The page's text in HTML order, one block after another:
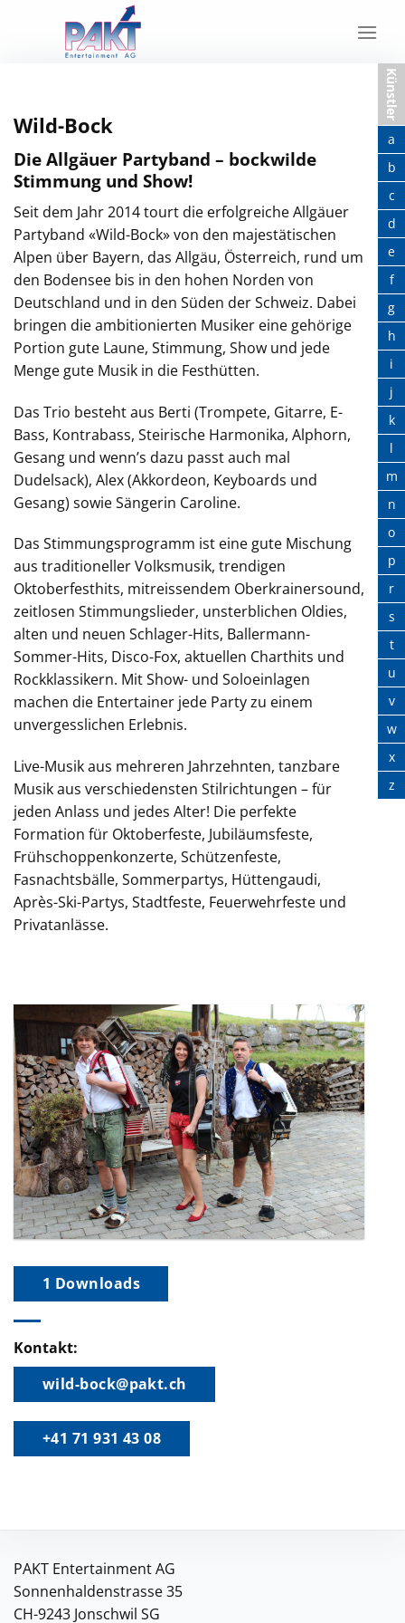
Wild-Bock
Die Allgäuer Partyband – bockwilde
Stimmung und Show!
Seit dem Jahr 2014 tourt die erfolgreiche Allgäuer
Partyband «Wild-Bock» von den majestätischen
Alpen über Bayern, das Allgäu, Österreich, rund um
den Bodensee bis in den hohen Norden von
Deutschland und in den Süden der Schweiz. Dabei
bringen die ambitionierten Musiker eine gehörige
Portion gute Laune, Stimmung, Show und jede
Menge gute Musik in die Festhütten.
Das Trio besteht aus Berti (Trompete, Gitarre, E-
Bass, Kontrabass, Steirische Harmonika, Alphorn,
Gesang und wenn’s dazu passt auch mal
Dudelsack), Alex (Akkordeon, Keyboards und
Gesang) sowie Sängerin Caroline.
Das Stimmungsprogramm ist eine gute Mischung
aus traditioneller Volksmusik, trendigen
Oktoberfesthits, mitreissendem Oberkrainersound,
zeitlosen Stimmungslieder, unsterblichen Oldies,
alten und neuen Schlager-Hits, Ballermann-
Sommer-Hits, Disco-Fox, aktuellen Charthits und
Rockklassikern. Mit Show- und Soloeinlagen
machen die Entertainer jede Party zu einem
unvergesslichen Erlebnis.
Live-Musik aus mehreren Jahrzehnten, tanzbare
Musik aus verschiedensten Stilrichtungen – für
jeden Anlass und jedes Alter! Die perfekte
Formation für Oktoberfeste, Jubiläumsfeste,
Frühschoppenkonzerte, Schützenfeste,
Fasnachtsbälle, Sommerpartys, Hüttengaudi,
Après-Ski-Partys, Stadtfeste, Feuerwehrfeste und
Privatanlässe.
1 Downloads
Kontakt:
wild-bock@pakt.ch
+41 71 931 43 08
Künstler
a
b
c
d
e
f
g
h
i
j
k
l
m
n
o
p
r
s
t
u
v
w
x
z
PAKT Entertainment AG
Sonnenhaldenstrasse 35
CH-9243 Jonschwil SG